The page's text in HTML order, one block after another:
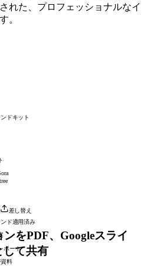
れた、プロフェッショナルなイ
。
ンドキット
差し替え
ンド適用済み
ポート
資料
をPDF、Googleスライ
して共有